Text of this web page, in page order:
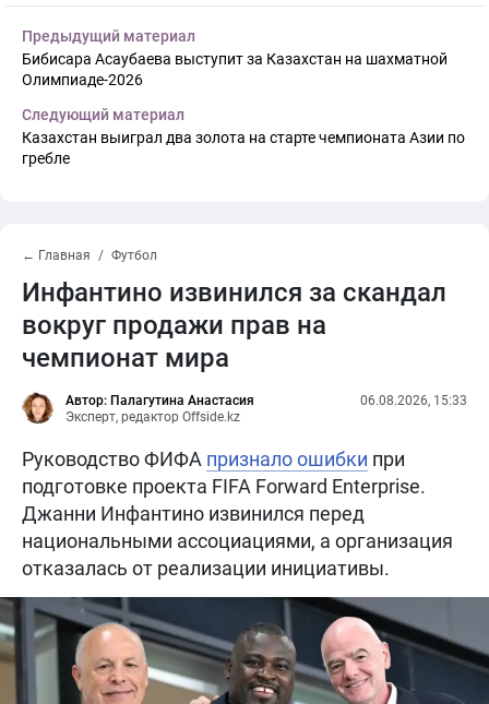
Предыдущий материал
Бибисара Асаубаева выступит за Казахстан на шахматной
Олимпиаде-2026
Следующий материал
Казахстан выиграл два золота на старте чемпионата Азии по
гребле
← Главная Футбол
Инфантино извинился за скандал
вокруг продажи прав на
чемпионат мира
Автор: Палагутина Анастасия
Эксперт, редактор Offside.kz
06.08.2026, 15:33
Руководство ФИФА признало ошибки при
подготовке проекта FIFA Forward Enterprise.
Джанни Инфантино извинился перед
национальными ассоциациями, а организация
отказалась от реализации инициативы.